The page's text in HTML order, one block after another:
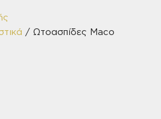
/ Ωτοασπίδες Maco